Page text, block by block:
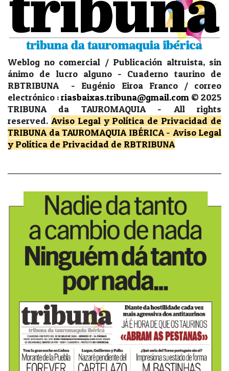
Weblog no comercial / Publicación altruista, sin
ánimo de lucro alguno - Cuaderno taurino de
RBTRIBUNA - Eugénio Eiroa Franco / correo
electrónico :riasbaixas.tribuna@gmail.com © 2025
TRIBUNA da TAUROMAQUIA - All rights
reserved. Aviso Legal y Política de Privacidad de
TRIBUNA da TAUROMAQUIA IBÉRICA- Aviso Legal
y Política de Privacidad de RBTRIBUNA